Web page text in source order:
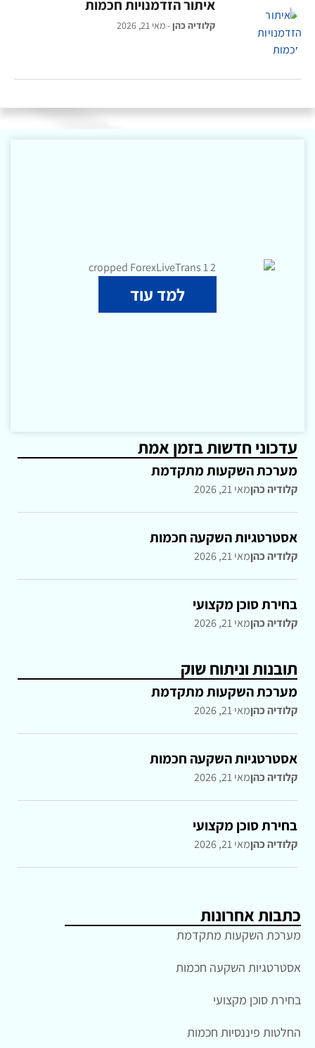
איתור הזדמנויות חכמות
קלודיה כהן מאי 21, 2026
למד עוד
עדכוני חדשות בזמן אמת
מערכת השקעות מתקדמת
קלודיה כהןמאי 21, 2026
אסטרטגיות השקעה חכמות
קלודיה כהןמאי 21, 2026
בחירת סוכן מקצועי
קלודיה כהןמאי 21, 2026
תובנות וניתוח שוק
מערכת השקעות מתקדמת
קלודיה כהןמאי 21, 2026
אסטרטגיות השקעה חכמות
קלודיה כהןמאי 21, 2026
בחירת סוכן מקצועי
קלודיה כהןמאי 21, 2026
כתבות אחרונות
מערכת השקעות מתקדמת
אסטרטגיות השקעה חכמות
בחירת סוכן מקצועי
החלטות פיננסיות חכמות